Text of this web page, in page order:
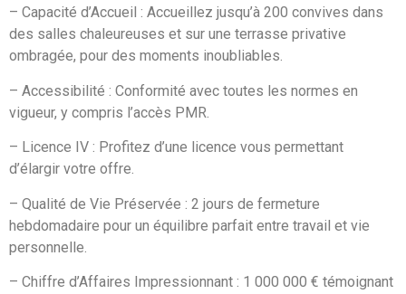
– Capacité d’Accueil : Accueillez jusqu’à 200 convives dans
des salles chaleureuses et sur une terrasse privative
ombragée, pour des moments inoubliables.
– Accessibilité : Conformité avec toutes les normes en
vigueur, y compris l’accès PMR.
– Licence IV : Profitez d’une licence vous permettant
d’élargir votre offre.
– Qualité de Vie Préservée : 2 jours de fermeture
hebdomadaire pour un équilibre parfait entre travail et vie
personnelle.
– Chiffre d’Affaires Impressionnant : 1 000 000 € témoignant